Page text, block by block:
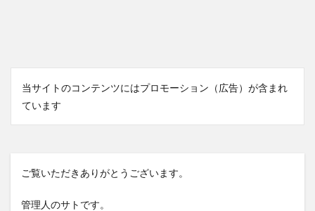
当サイトのコンテンツにはプロモーション（広告）が含まれ
ています
ご覧いただきありがとうございます。
管理人のサトです。